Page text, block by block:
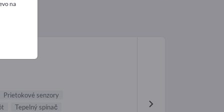
Prietokové senzory
Tepelný spínač
na